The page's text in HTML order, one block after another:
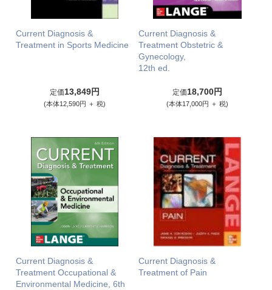
Current Diagnosis &
Treatment in Sports Medicine
定価13,849円
(本体12,590円 ＋ 税)
Current Diagnosis &
Treatment Obstetric &
Gynecology,
12th ed.
定価18,700円
(本体17,000円 ＋ 税)
Current Diagnosis &
Treatment Occupational &
Environmental Medicine, 6th
Current Diagnosis &
Treatment of Pain